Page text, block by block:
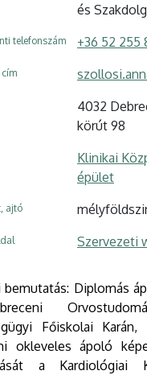
és
telefonszám +36 52 255
cím
4032
körút 98
Klinikai
épület
ajtó
Szervezeti
bemutatás: Diplomás
Főiskolai
okleveles ápoló
a Kardiológiai